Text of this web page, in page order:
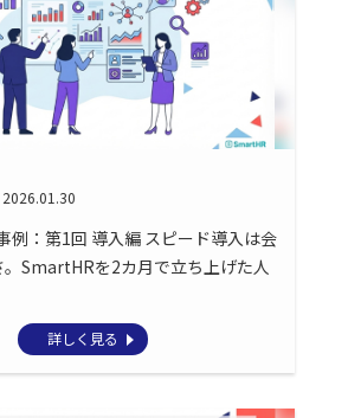
2026.01.30
例：第1回 導入編 スピード導入は会
SmartHRを2カ月で立ち上げた人
詳しく見る